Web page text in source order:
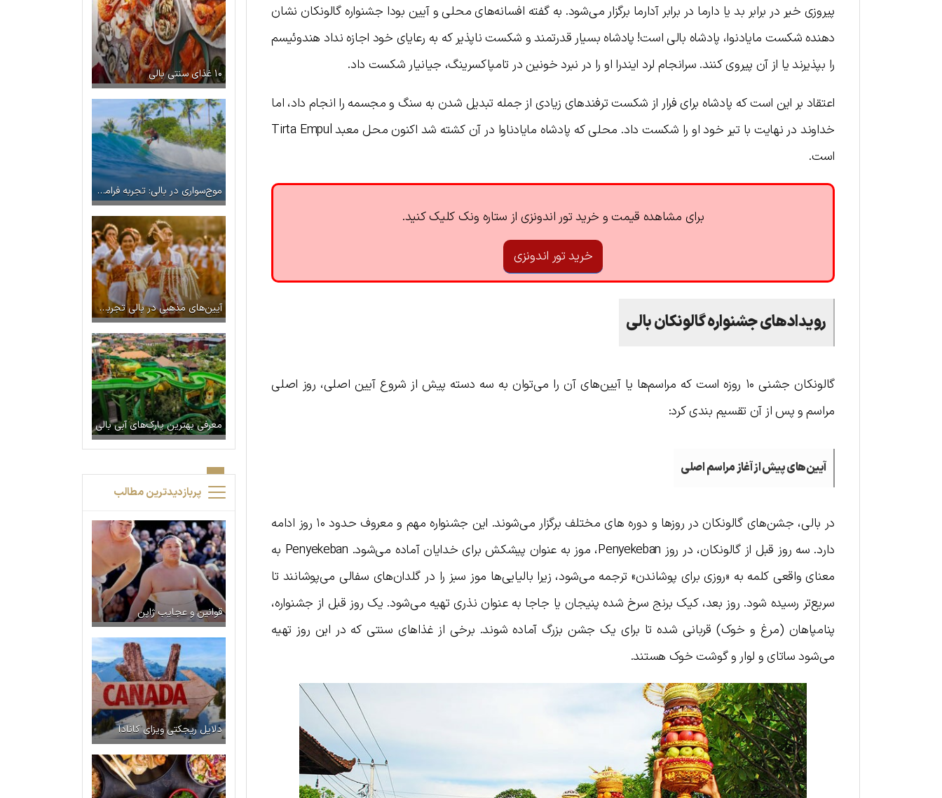
پیروزی خیر در برابر بد یا دارما در برابر آدارما برگزار می‌شود. به گفته افسانه‌های محلی و آیین بودا جشنواره گالونکان نشان
دهنده شکست مایادنوا، پادشاه بالی است! پادشاه بسیار قدرتمند و شکست ناپذیر که به رعایای خود اجازه نداد هندوئیسم
را بپذیرند یا از آن پیروی کنند. سرانجام لرد ایندرا او را در نبرد خونین در تامپاکسرینگ، جیانیار شکست داد.
اعتقاد بر این است که پادشاه برای فرار از شکست ترفندهای زیادی از جمله تبدیل شدن به سنگ و مجسمه را انجام داد، اما
خداوند در نهایت با تیر خود او را شکست داد. محلی که پادشاه مایادناوا در آن کشته شد اکنون محل معبد Tirta Empul
است.
برای مشاهده قیمت و خرید تور اندونزی از ستاره ونک کلیک کنید.
خرید تور اندونزی
رویدادهای جشنواره گالونکان بالی
گالونکان جشنی ۱۰ روزه است که مراسم‌ها یا آیین‌های آن را می‌توان به سه دسته پیش از شروع آیین اصلی، روز اصلی
مراسم و پس از آن تقسیم بندی کرد:
آیین‌های پیش از آغاز مراسم اصلی
در بالی، جشن‌های گالونکان در روزها و دوره های مختلف برگزار می‌شوند. این جشنواره مهم و معروف حدود ۱۰ روز ادامه
دارد. سه روز قبل از گالونکان، در روز Penyekeban، موز به عنوان پیشکش برای خدایان آماده می‌شود. Penyekeban به
معنای واقعی کلمه به «روزی برای پوشاندن» ترجمه می‌شود، زیرا بالیایی‌ها موز سبز را در گلدان‌های سفالی می‌پوشانند تا
سریع‌تر رسیده شود. روز بعد، کیک برنج سرخ شده پنیجان یا جاجا به عنوان نذری تهیه می‌شود. یک روز قبل از جشنواره،
پنامپاهان (مرغ و خوک) قربانی شده تا برای یک جشن بزرگ آماده شوند. برخی از غذاهای سنتی که در این روز تهیه
می‌شود ساتای و لوار و گوشت خوک هستند.
۱۰ غذای سنتی بالی
موج‌سواری در بالی: تجربه فراموش نشدنی موج سواری
آیین‌های مذهبی در بالی تجربه‌ای از فرهنگ هندویی
معرفی بهترین پارک‌های آبی بالی
پربازدیدترین مطالب
قوانین و عجایب ژاپن
دلایل ریجکتی ویزای کانادا